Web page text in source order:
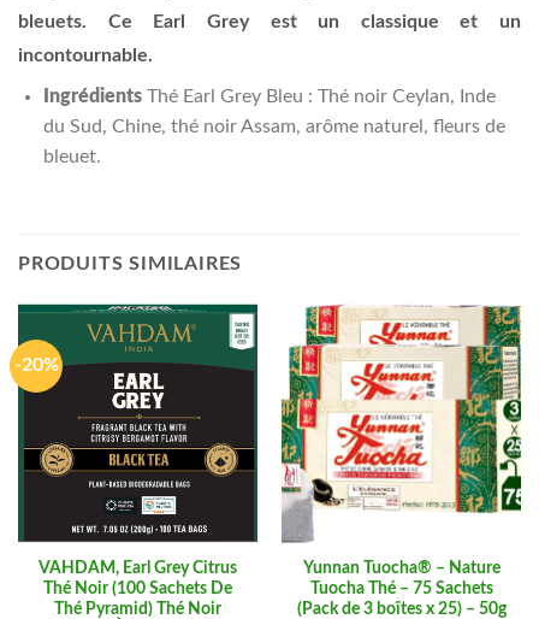
bleuets. Ce Earl Grey est un classique et un
incontournable.
Ingrédients Thé Earl Grey Bleu : Thé noir Ceylan, Inde
du Sud, Chine, thé noir Assam, arôme naturel, fleurs de
bleuet.
PRODUITS SIMILAIRES
-20%
VAHDAM, Earl Grey Citrus
Thé Noir (100 Sachets De
Thé Pyramid) Thé Noir
Yunnan Tuocha® – Nature
Tuocha Thé – 75 Sachets
(Pack de 3 boîtes x 25) – 50g